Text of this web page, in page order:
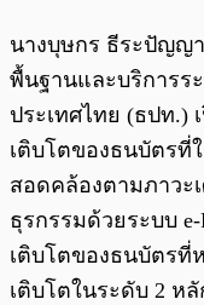
พร้อมเล่น
นางบุษกร ธีระปัญญ
พื้นฐานและบริการร
ประเทศไทย (ธปท.)
เติบโตของธนบัตรที่
สอดคล้องตามภาวะ
ธุรกรรมด้วยระบบ
เติบโตของธนบัตรที่
เติบโตในระดับ 2 ห